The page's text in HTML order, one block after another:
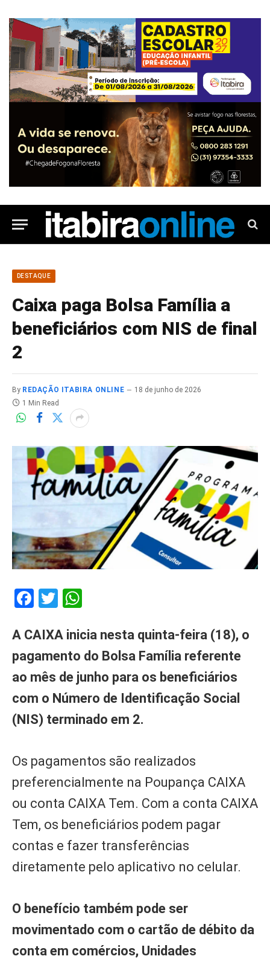
DESTAQUE
Caixa paga Bolsa Família a
beneficiários com NIS de final
2
By REDAÇÃO ITABIRA ONLINE
18 de junho de 2026
1 Min Read
Facebook
Twitter
A CAIXA inicia nesta quinta-feira (18), o
pagamento do Bolsa Família referente
ao mês de junho para os beneficiários
com o Número de Identificação Social
(NIS) terminado em 2.
Os pagamentos são realizados
preferencialmente na Poupança CAIXA
ou conta CAIXA Tem. Com a conta CAIXA
Tem, os beneficiários podem pagar
contas e fazer transferências
diretamente pelo aplicativo no celular.
O benefício também pode ser
movimentado com o cartão de débito da
conta em comércios, Unidades